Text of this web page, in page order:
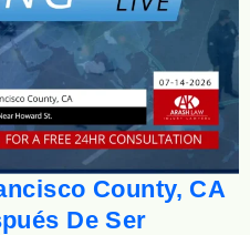
County, CA
De Ser